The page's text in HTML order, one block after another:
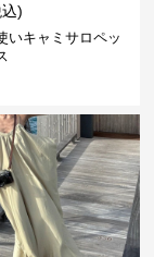
)
いキャミサロペッ